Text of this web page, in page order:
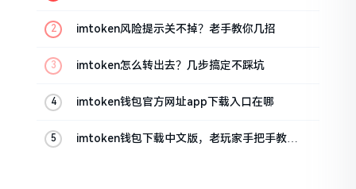
imtoken风险提示关不掉？老手教你几招
imtoken怎么转出去？几步搞定不踩坑
imtoken钱包官方网址app下载入口在哪
imtoken钱包下载中文版，老玩家手把手教你